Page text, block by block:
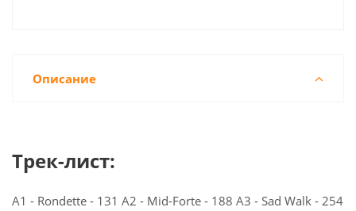
Описание
Трек-лист:
A1 - Rondette - 131 A2 - Mid-Forte - 188 A3 - Sad Walk - 254